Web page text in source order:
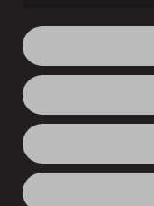
IMPRESSÃO UV EM
IMPRESSÃO UV EM LONA
IMPRESSÃO UV EM MDF
IMPRESSÃO UV PREÇO
IMPRESSÃO UV SP
PERSONALIZAÇÃO DE
PERSONALIZAÇÃO DE